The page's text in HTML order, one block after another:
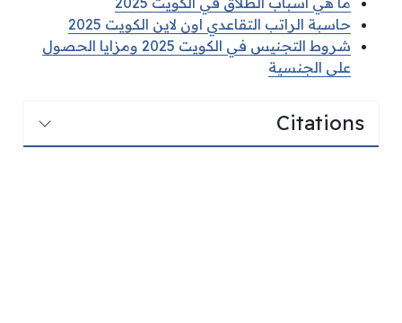
حاسبة الراتب التقاعدي اون لاين الكويت 2025
شروط التجنيس في الكويت 2025 ومزايا الحصول
على الجنسية
Citations